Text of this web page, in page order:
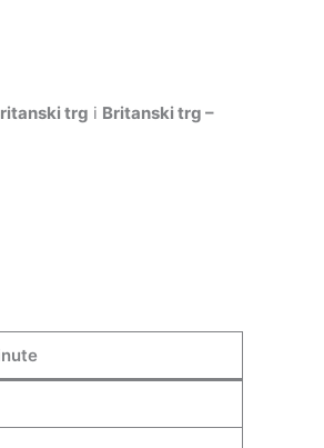
trg i Britanski trg –